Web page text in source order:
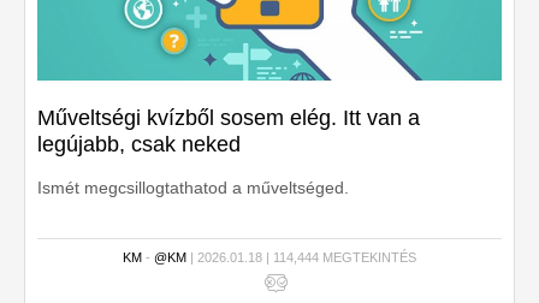
Műveltségi kvízből sosem elég. Itt van a
legújabb, csak neked
Ismét megcsillogtathatod a műveltséged.
KM - @KM | 2026.01.18 | 114,444 MEGTEKINTÉS